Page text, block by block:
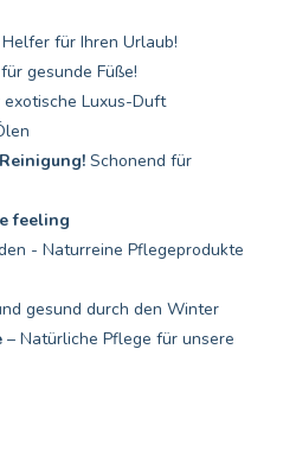
für Ihren Urlaub!
für gesunde Füße!
Luxus-Duft
Schonend für
feeling
- Naturreine Pflegeprodukte
gesund durch den Winter
– Natürliche Pflege für unsere